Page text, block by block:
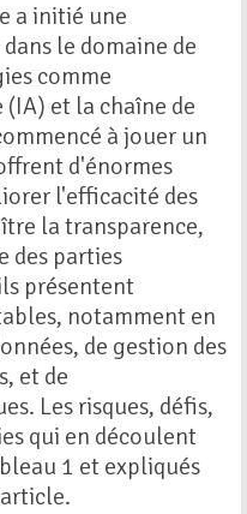
a initié une
le domaine de
comme
et la chaîne de
à jouer un
d'énormes
l'efficacité des
la transparence,
des parties
présentent
notamment en
de gestion des
et de
Les risques, défis,
qui en découlent
1 et expliqués